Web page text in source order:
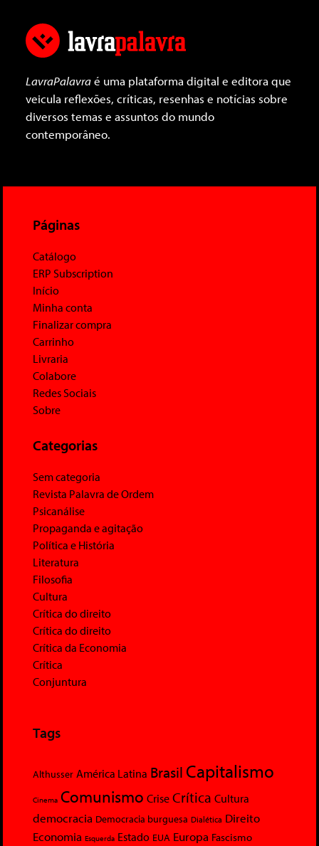
LavraPalavraé uma plataforma digital e editora que
veicula reflexões, críticas, resenhas e notícias sobre
diversos temas e assuntos do mundo
contemporâneo.
Páginas
Catálogo
ERP Subscription
Início
Minha conta
Finalizar compra
Carrinho
Livraria
Colabore
Redes Sociais
Sobre
Categorias
Sem categoria
Revista Palavra de Ordem
Psicanálise
Propaganda e agitação
Política e História
Literatura
Filosofia
Cultura
Crítica do direito
Crítica do direito
Crítica da Economia
Crítica
Conjuntura
Tags
Althusser América Latina Brasil Capitalismo
Cinema Comunismo Crise Crítica Cultura
democracia Democracia burguesa Dialética Direito
Economia Esquerda Estado EUA Europa Fascismo